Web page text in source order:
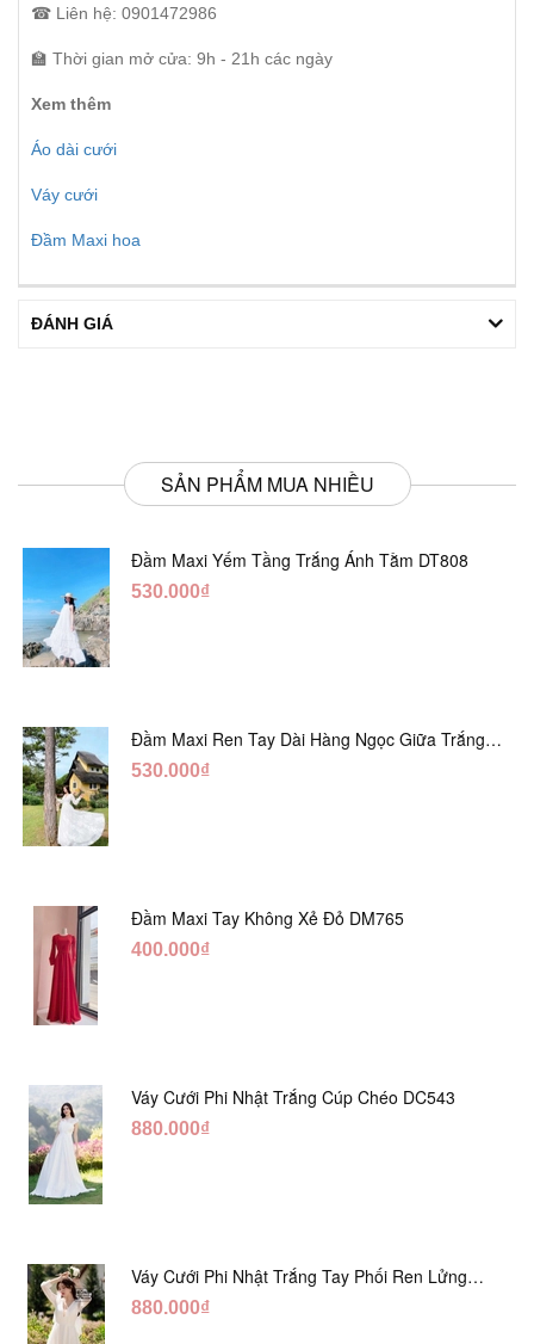
☎ Liên hệ: 0901472986
🏫 Thời gian mở cửa: 9h - 21h các ngày
Xem thêm
Áo dài cưới
Váy cưới
Đầm Maxi hoa
ĐÁNH GIÁ
SẢN PHẨM MUA NHIỀU
Đầm Maxi Yếm Tầng Trắng Ánh Tằm DT808
530.000₫
Đầm Maxi Ren Tay Dài Hàng Ngọc Giữa Trắng
DT730
530.000₫
Đầm Maxi Tay Không Xẻ Đỏ DM765
400.000₫
Váy Cưới Phi Nhật Trắng Cúp Chéo DC543
880.000₫
Váy Cưới Phi Nhật Trắng Tay Phối Ren Lửng
DC554
880.000₫